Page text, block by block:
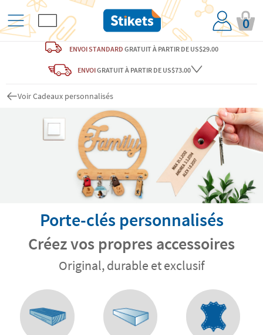
0
ENVOI STANDARD GRATUITÀ PARTIR DE US$29.00
ENVOIGRATUITÀ PARTIR DE US$73.00
Voir Cadeaux personnalisés
Porte-clés personnalisés
Créez vos propres accessoires
Original, durable et exclusif